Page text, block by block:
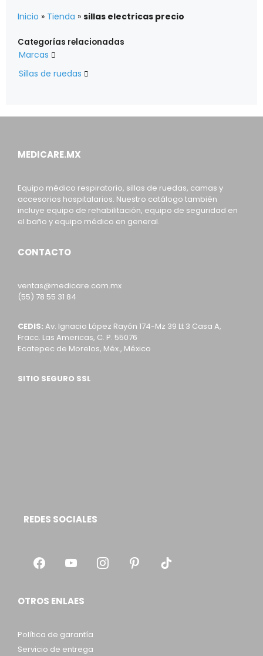
Inicio » Tienda » sillas electricas precio
Categorías relacionadas
Marcas 
Sillas de ruedas 
MEDICARE.MX
Equipo médico respiratorio, sillas de ruedas, camas y
accesorios hospitalarios. Nuestro catálogo también
incluye equipo de rehabilitación, equipo de seguridad en
el baño y equipo médico en general.
CONTACTO
ventas@medicare.com.mx
(55) 78 55 31 84
CEDIS: Av. Ignacio López Rayón 174-Mz 39 Lt 3 Casa A,
Fracc. Las Americas, C. P. 55076
Ecatepec de Morelos, Méx., México
SITIO SEGURO SSL
REDES SOCIALES
OTROS ENLAES
Política de garantía
Servicio de entrega